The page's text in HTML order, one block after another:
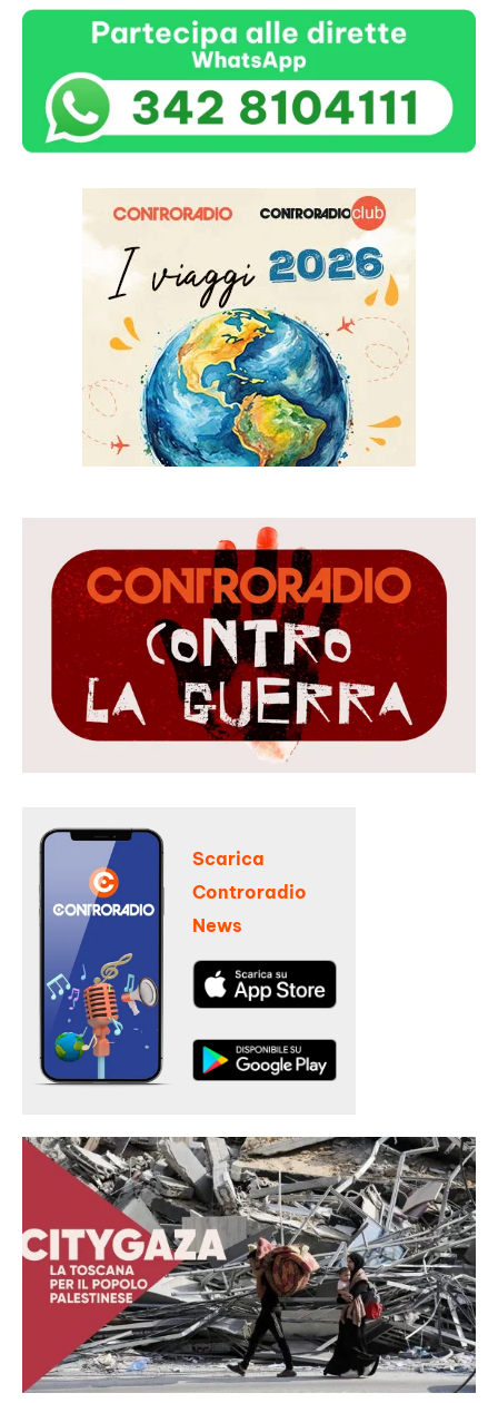
Scarica
Controradio
News